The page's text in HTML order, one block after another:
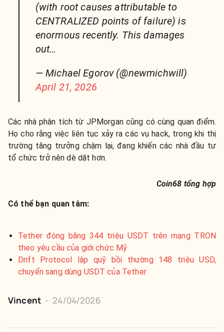
(with root causes attributable to
CENTRALIZED points of failure) is
enormous recently. This damages
out…
— Michael Egorov (@newmichwill)
April 21, 2026
Các nhà phân tích từ JPMorgan cũng có cùng quan điểm.
Họ cho rằng việc liên tục xảy ra các vụ hack, trong khi thị
trường tăng trưởng chậm lại, đang khiến các nhà đầu tư
tổ chức trở nên dè dặt hơn.
Coin68 tổng hợp
Có thể bạn quan tâm:
Tether đóng băng 344 triệu USDT trên mạng TRON
theo yêu cầu của giới chức Mỹ
Drift Protocol lập quỹ bồi thường 148 triệu USD,
chuyển sang dùng USDT của Tether
Vincent - 24/04/2026